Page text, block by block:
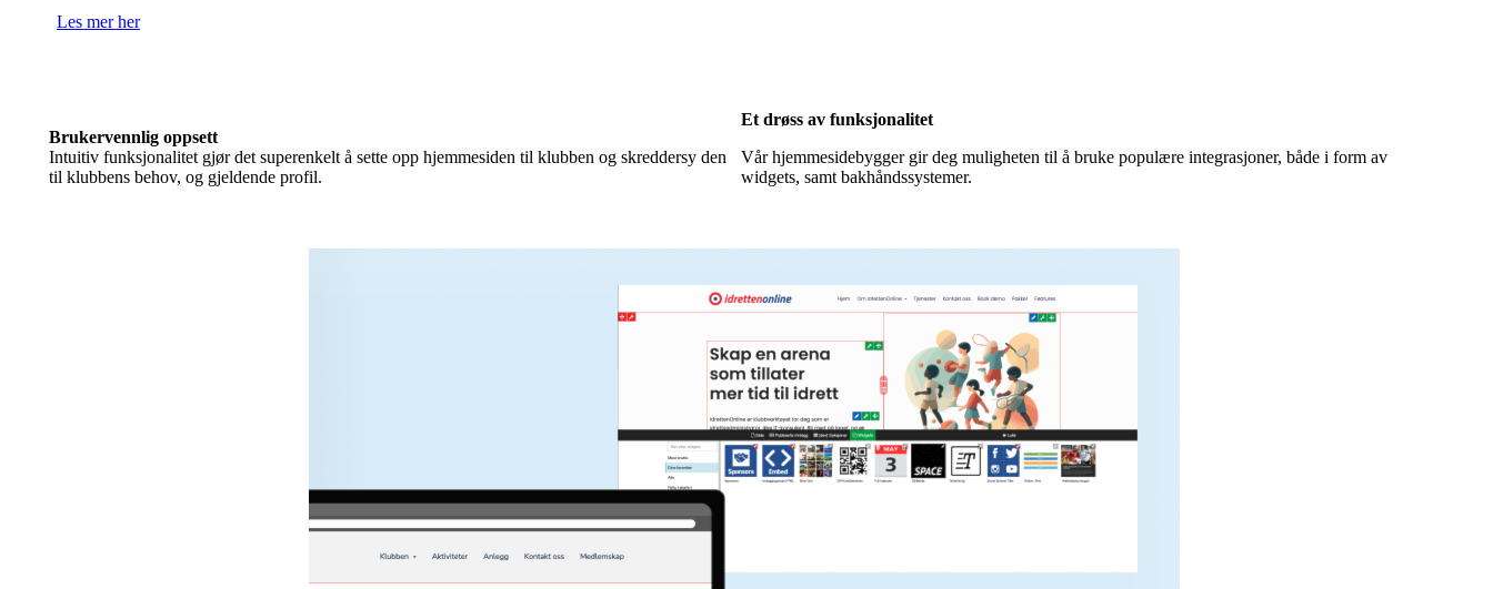
Les mer her
Brukervennlig oppsett
Intuitiv funksjonalitet gjør det superenkelt å sette opp hjemmesiden til klubben og skreddersy den
til klubbens behov, og gjeldende profil.
Et drøss av funksjonalitet
Vår hjemmesidebygger gir deg muligheten til å bruke populære integrasjoner, både i form av
widgets, samt bakhåndssystemer.